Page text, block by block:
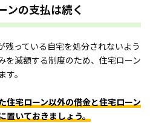
ンの支払は続く
残っている自宅を処分されないよう
を減額する制度のため、住宅ローン
。
住宅ローン以外の借金と住宅ローン
置いておきましょう。